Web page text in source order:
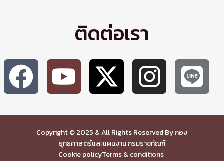
ติดต่อเรา
Copyright © 2025 & All Rights Reserved By กอง
ยุทธศาสตร์และแผนงาน กรมราชทัณฑ์
Cookie policyTerms & conditions